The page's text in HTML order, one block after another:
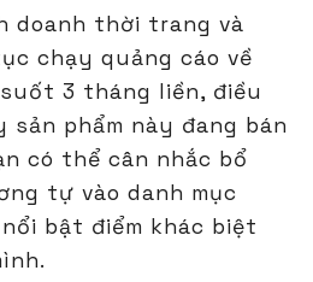
doanh thời trang và
chạy quảng cáo về
3 tháng liền, điều
phẩm này đang bán
có thể cân nhắc bổ
tự vào danh mục
bật điểm khác biệt